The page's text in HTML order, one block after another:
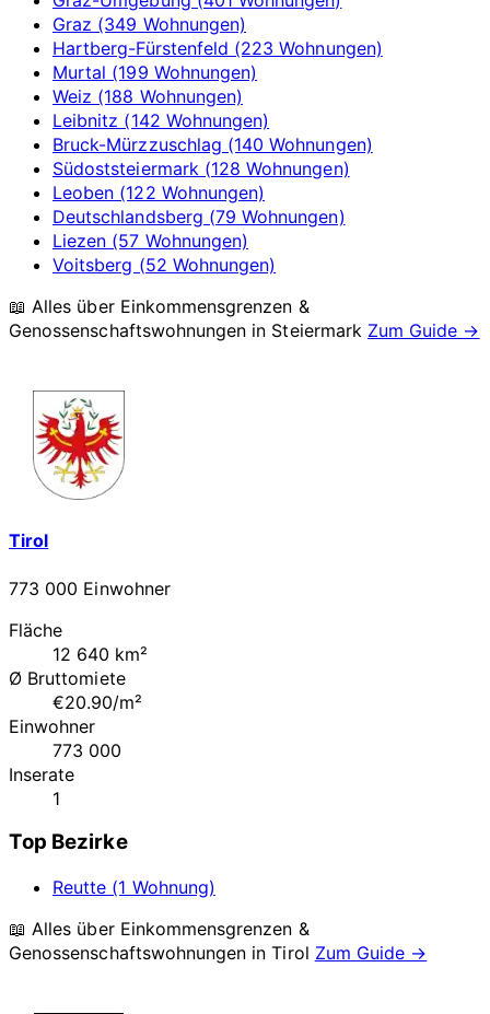
Graz (349 Wohnungen)
Hartberg-Fürstenfeld (223 Wohnungen)
Murtal (199 Wohnungen)
Weiz (188 Wohnungen)
Leibnitz (142 Wohnungen)
Bruck-Mürzzuschlag (140 Wohnungen)
Südoststeiermark (128 Wohnungen)
Leoben (122 Wohnungen)
Deutschlandsberg (79 Wohnungen)
Liezen (57 Wohnungen)
Voitsberg (52 Wohnungen)
📖 Alles über Einkommensgrenzen &
Genossenschaftswohnungen in Steiermark Zum Guide →
Tirol
773 000 Einwohner
Fläche
12 640 km²
Ø Bruttomiete
€20.90/m²
Einwohner
773 000
Inserate
1
Top Bezirke
Reutte (1 Wohnung)
📖 Alles über Einkommensgrenzen &
Genossenschaftswohnungen inTirol Zum Guide →